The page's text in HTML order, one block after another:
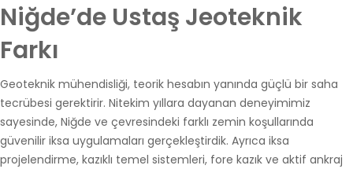
Niğde’de Ustaş Jeoteknik
Farkı
Geoteknik mühendisliği, teorik hesabın yanında güçlü bir saha
tecrübesi gerektirir. Nitekim yıllara dayanan deneyimimiz
sayesinde, Niğde ve çevresindeki farklı zemin koşullarında
güvenilir iksa uygulamaları gerçekleştirdik. Ayrıca iksa
projelendirme, kazıklı temel sistemleri, fore kazık ve aktif ankraj